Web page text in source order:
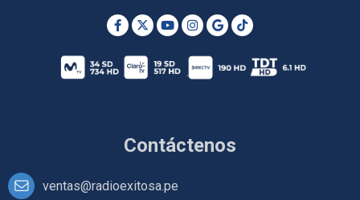
Contáctenos
ventas@radioexitosa.pe